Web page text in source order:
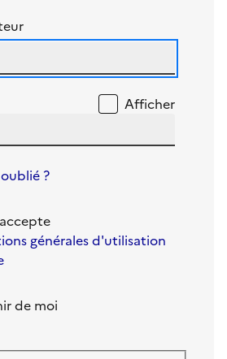
Afficher
?
générales d'utilisation
de moi